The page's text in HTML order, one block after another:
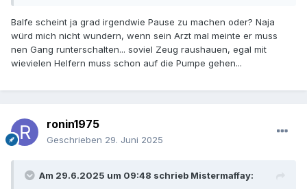
Balfe scheint ja grad irgendwie Pause zu machen oder? Naja
würd mich nicht wundern, wenn sein Arzt mal meinte er muss
nen Gang runterschalten... soviel Zeug raushauen, egal mit
wievielen Helfern muss schon auf die Pumpe gehen...
ronin1975
Geschrieben 29. Juni 2025
Am 29.6.2025 um 09:48 schrieb Mistermaffay: